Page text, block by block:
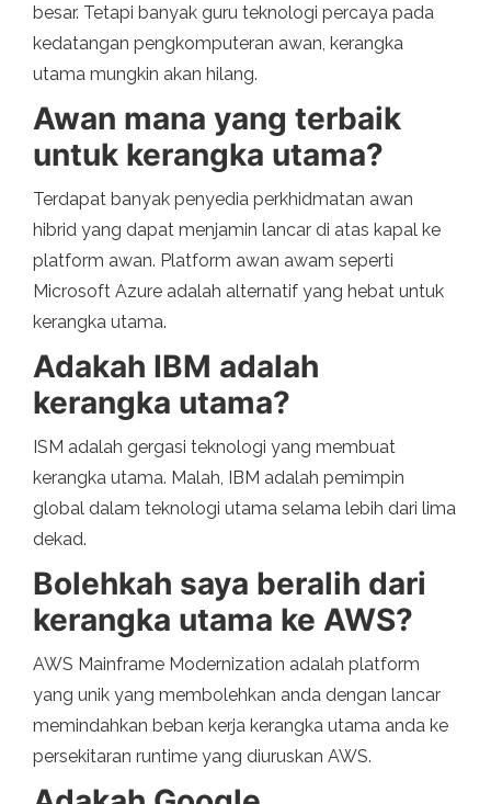
besar. Tetapi banyak guru teknologi percaya pada
kedatangan pengkomputeran awan, kerangka
utama mungkin akan hilang.
Awan mana yang terbaik
untuk kerangka utama?
Terdapat banyak penyedia perkhidmatan awan
hibrid yang dapat menjamin lancar di atas kapal ke
platform awan. Platform awan awam seperti
Microsoft Azure adalah alternatif yang hebat untuk
kerangka utama.
Adakah IBM adalah
kerangka utama?
ISM adalah gergasi teknologi yang membuat
kerangka utama. Malah, IBM adalah pemimpin
global dalam teknologi utama selama lebih dari lima
dekad.
Bolehkah saya beralih dari
kerangka utama ke AWS?
AWS Mainframe Modernization adalah platform
yang unik yang membolehkan anda dengan lancar
memindahkan beban kerja kerangka utama anda ke
persekitaran runtime yang diuruskan AWS.